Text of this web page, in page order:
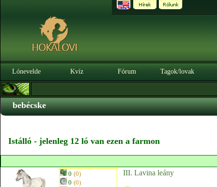
Lónevelde Kvíz Fórum Tagok/lovak
bebécske
Istálló - jelenleg 12 ló van ezen a farmon
0 (0)
0 (0)
III. Lavina leány